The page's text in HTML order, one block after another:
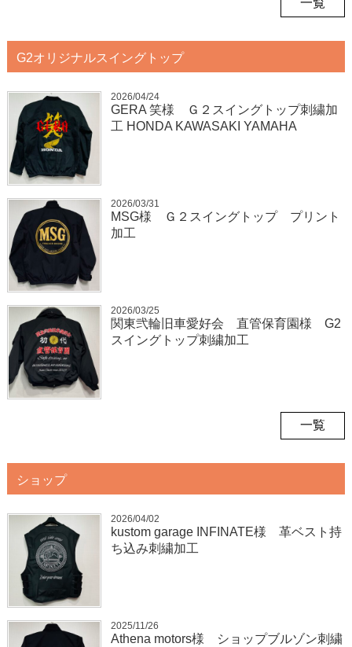
G2オリジナルスイングトップ
2026/04/24
GERA 笑様 Ｇ２スイングトップ刺繍加
工 HONDA KAWASAKI YAMAHA
2026/03/31
MSG様 Ｇ２スイングトップ プリント
加工
2026/03/25
関東弐輪旧車愛好会 直管保育園様 G2
スイングトップ刺繍加工
一覧
ショップ
2026/04/02
kustom garage INFINATE様 革ベスト持
ち込み刺繍加工
2025/11/26
Athena motors様 ショップブルゾン刺繍